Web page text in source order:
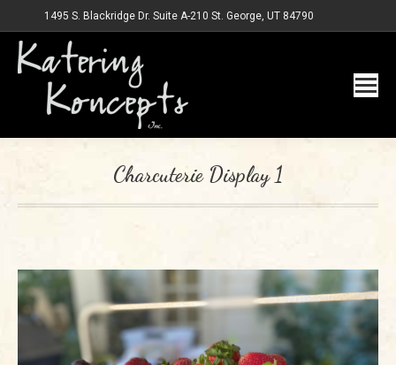
1495 S. Blackridge Dr. Suite A-210 St. George, UT 84790
Charcuterie Display 1